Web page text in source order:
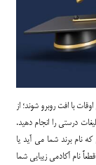
با افت روبرو شوند؛ از
درستی را انجام دهید.
نام برند شما می آید یا
نام آکادمی زیبایی شما